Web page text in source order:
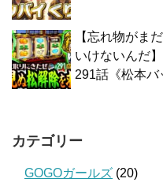
【忘れ物がま
いけないんだ
291話《松本
カテゴリー
GOGOガールズ (20)